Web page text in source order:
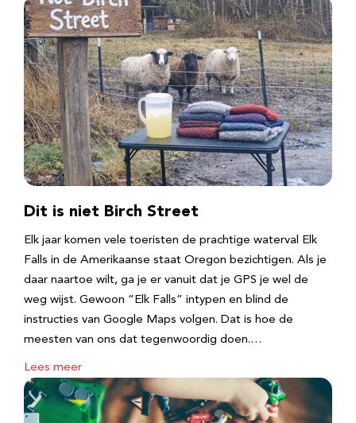
Dit is niet Birch Street
Elk jaar komen vele toeristen de prachtige waterval Elk
Falls in de Amerikaanse staat Oregon bezichtigen. Als je
daar naartoe wilt, ga je er vanuit dat je GPS je wel de
weg wijst. Gewoon “Elk Falls” intypen en blind de
instructies van Google Maps volgen. Dat is hoe de
meesten van ons dat tegenwoordig doen.…
Lees meer